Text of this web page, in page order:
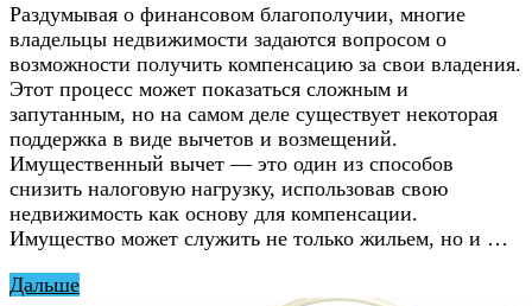
Раздумывая о финансовом благополучии, многие
владельцы недвижимости задаются вопросом о
возможности получить компенсацию за свои владения.
Этот процесс может показаться сложным и
запутанным, но на самом деле существует некоторая
поддержка в виде вычетов и возмещений.
Имущественный вычет — это один из способов
снизить налоговую нагрузку, использовав свою
недвижимость как основу для компенсации.
Имущество может служить не только жильем, но и …
Дальше